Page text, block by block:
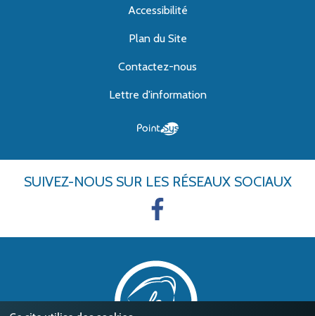
Accessibilité
Plan du Site
Contactez-nous
Lettre d'information
SUIVEZ-NOUS SUR LES RÉSEAUX SOCIAUX